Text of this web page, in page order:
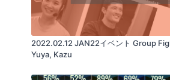
2022.02.12 JAN22イベント Group
Yuya, Kazu